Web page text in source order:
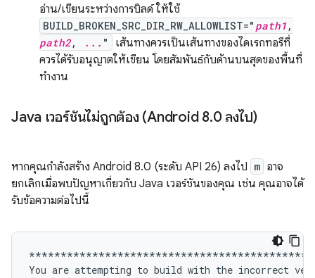
อ่าน/เขียนระหว่างการบิลด์ ให้ใช้
BUILD_BROKEN_SRC_DIR_RW_ALLOWLIST=" path1 ,
path2, ... "
เส้นทางควรเป็นเส้นทางของไดเรกทอรีที่
ควรได้รับอนุญาตให้เขียน โดยสัมพันธ์กับด้านบนสุดของพื้นที่
ทำงาน
Java เวอร์ชันไม่ถูกต้อง (Android 8.0 ลงไป)
หากคุณกำลังสร้าง Android 8.0 (ระดับ API 26) ลงไป m อาจ
ยกเลิกเมื่อพบปัญหาเกี่ยวกับ Java เวอร์ชันของคุณ เช่น คุณอาจได้
รับข้อความต่อไปนี้
You are attempting to build with the incorrect